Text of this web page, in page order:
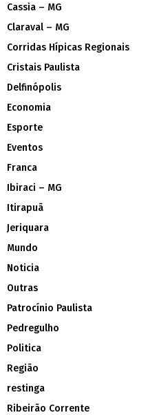
Cassia – MG
Claraval – MG
Corridas Hípicas Regionais
Cristais Paulista
Delfinópolis
Economia
Esporte
Eventos
Franca
Ibiraci – MG
Itirapuã
Jeriquara
Mundo
Noticia
Outras
Patrocínio Paulista
Pedregulho
Politica
Região
restinga
Ribeirão Corrente